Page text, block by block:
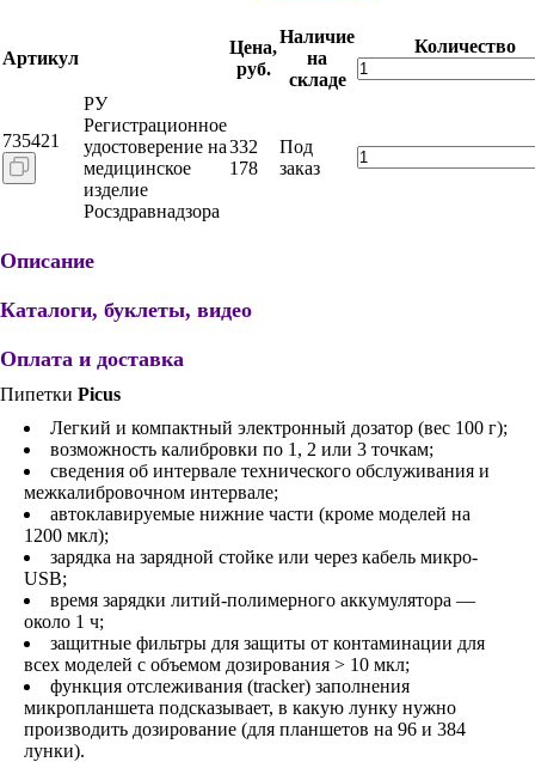
Артикул
Цена,
руб.
Наличие
на
складе
Количество
735421
РУ
Регистрационное
удостоверение на
медицинское
изделие
Росздравнадзора
332
178
Под
заказ
Описание
Каталоги, буклеты, видео
Оплата и доставка
Пипетки Picus
Легкий и компактный электронный дозатор (вес 100 г);
возможность калибровки по 1, 2 или 3 точкам;
сведения об интервале технического обслуживания и
межкалибровочном интервале;
автоклавируемые нижние части (кроме моделей на
1200 мкл);
зарядка на зарядной стойке или через кабель микро-
USB;
время зарядки литий-полимерного аккумулятора —
около 1 ч;
защитные фильтры для защиты от контаминации для
всех моделей с объемом дозирования > 10 мкл;
функция отслеживания (tracker) заполнения
микропланшета подсказывает, в какую лунку нужно
производить дозирование (для планшетов на 96 и 384
лунки).